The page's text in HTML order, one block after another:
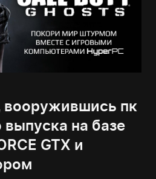
пк
выпуска на базе
GTX и